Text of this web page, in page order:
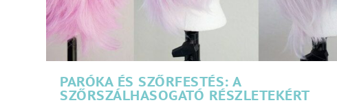
PARÓKA ÉS SZŐRFESTÉS: A
SZŐRSZÁLHASOGATÓ RÉSZLETEKÉRT